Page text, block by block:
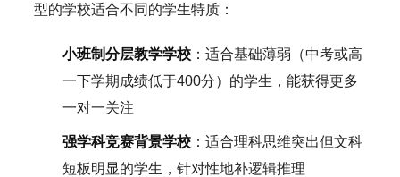
型的学校适合不同的学生特质：
小班制分层教学学校：适合基础薄弱（中考或高
一下学期成绩低于400分）的学生，能获得更多
一对一关注
强学科竞赛背景学校：适合理科思维突出但文科
短板明显的学生，针对性地补逻辑推理